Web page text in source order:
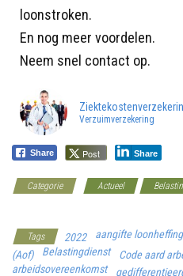
loonstroken.
En nog meer voordelen.
Neem snel contact op.
Verzuimverzekering
Share Post Share
Categorie Actueel
Tags 2022 aangifte
(Aof)
Belastingdienst Code aard
arbeidsovereenkomst